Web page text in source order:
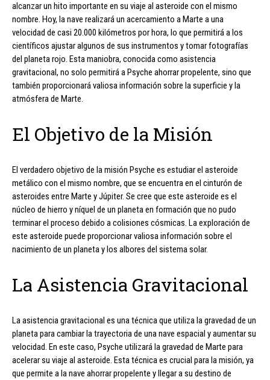
alcanzar un hito importante en su viaje al asteroide con el mismo
nombre. Hoy, la nave realizará un acercamiento a Marte a una
velocidad de casi 20.000 kilómetros por hora, lo que permitirá a los
científicos ajustar algunos de sus instrumentos y tomar fotografías
del planeta rojo. Esta maniobra, conocida como asistencia
gravitacional, no solo permitirá a Psyche ahorrar propelente, sino que
también proporcionará valiosa información sobre la superficie y la
atmósfera de Marte.
El Objetivo de la Misión
El verdadero objetivo de la misión Psyche es estudiar el asteroide
metálico con el mismo nombre, que se encuentra en el cinturón de
asteroides entre Marte y Júpiter. Se cree que este asteroide es el
núcleo de hierro y níquel de un planeta en formación que no pudo
terminar el proceso debido a colisiones cósmicas. La exploración de
este asteroide puede proporcionar valiosa información sobre el
nacimiento de un planeta y los albores del sistema solar.
La Asistencia Gravitacional
La asistencia gravitacional es una técnica que utiliza la gravedad de un
planeta para cambiar la trayectoria de una nave espacial y aumentar su
velocidad. En este caso, Psyche utilizará la gravedad de Marte para
acelerar su viaje al asteroide. Esta técnica es crucial para la misión, ya
que permite a la nave ahorrar propelente y llegar a su destino de